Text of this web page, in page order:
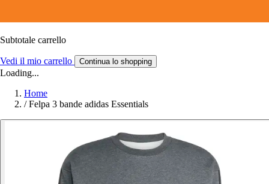
Subtotale carrello
Vedi il mio carrello Continua lo shopping
Loading...
Home
/ Felpa 3 bande adidas Essentials